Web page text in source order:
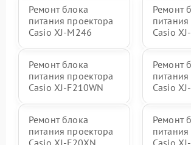
Ремонт блока
питания проектора
Casio XJ-M246
Ремонт
Casio
Ремонт блока
питания проектора
Casio XJ-F210WN
Ремонт
Casio
Ремонт блока
питания проектора
Ремонт